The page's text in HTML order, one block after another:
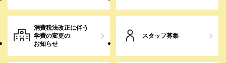
消費税法改正に伴う
学費の変更の
お知らせ
スタッフ募集